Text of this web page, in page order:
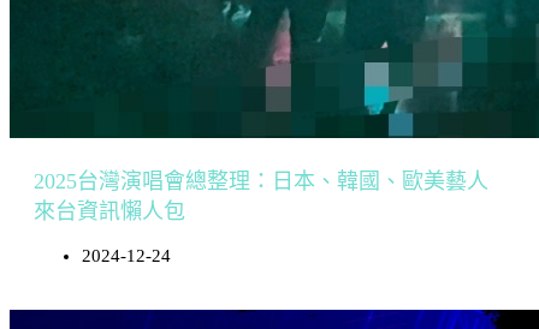
2025台灣演唱會總整理：日本、韓國、歐美藝人
來台資訊懶人包
2024-12-24